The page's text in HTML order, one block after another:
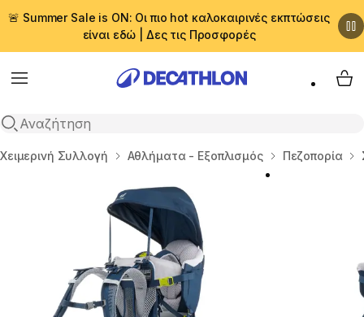
🚨 Summer Sale is ON: Οι πιο hot καλοκαιρινές εκπτώσεις
είναι εδώ | Δες τις Προσφορές
Menu
Αναζήτηση
My
Αρχική σελίδα
Χειμερινή Συλλογή Αθλήματα - Εξοπλισμός Πεζοπορία